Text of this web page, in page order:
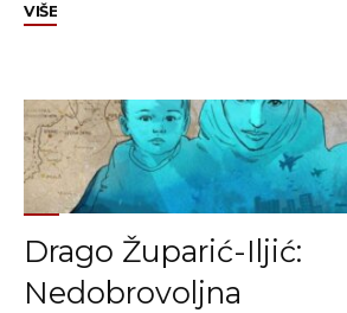
VIŠE"EASA
Romane
Pozniak
i
dr.
sc.
Marijane
Hameršak"
Drago Župarić-Iljić:
Nedobrovoljna